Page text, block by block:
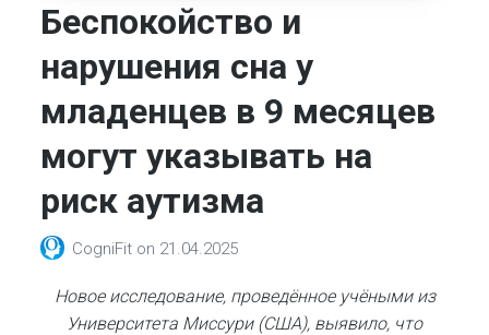
Беспокойство и
нарушения сна у
младенцев в 9 месяцев
могут указывать на
риск аутизма
CogniFit on 21.04.2025
Новое исследование, проведённое учёными из
Университета Миссури (США), выявило, что